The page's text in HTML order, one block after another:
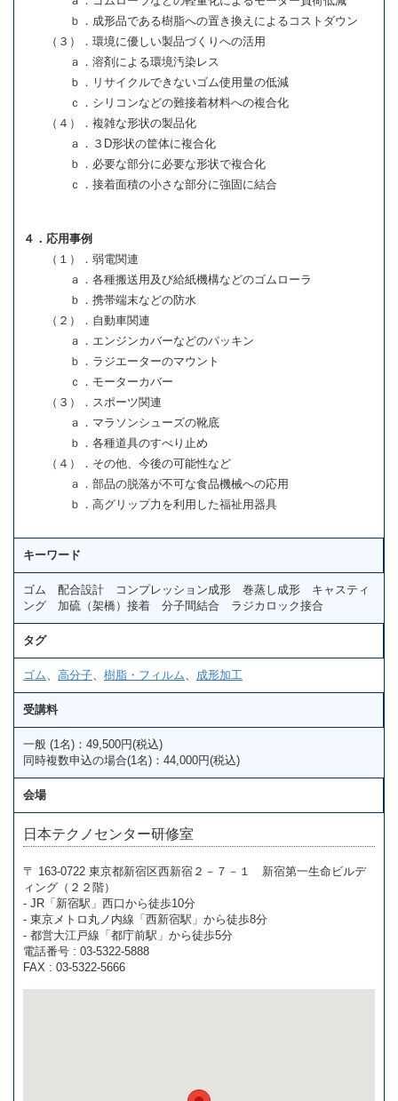
ｂ．成形品である樹脂への置き換えによるコストダウン
（３）．環境に優しい製品づくりへの活用
ａ．溶剤による環境汚染レス
ｂ．リサイクルできないゴム使用量の低減
ｃ．シリコンなどの難接着材料への複合化
（４）．複雑な形状の製品化
ａ．３D形状の筐体に複合化
ｂ．必要な部分に必要な形状で複合化
ｃ．接着面積の小さな部分に強固に結合
４．応用事例
（１）．弱電関連
ａ．各種搬送用及び給紙機構などのゴムローラ
ｂ．携帯端末などの防水
（２）．自動車関連
ａ．エンジンカバーなどのパッキン
ｂ．ラジエーターのマウント
ｃ．モーターカバー
（３）．スポーツ関連
ａ．マラソンシューズの靴底
ｂ．各種道具のすべり止め
（４）．その他、今後の可能性など
ａ．部品の脱落が不可な食品機械への応用
ｂ．高グリップ力を利用した福祉用器具
キーワード
ゴム 配合設計 コンプレッション成形 巻蒸し成形 キャスティ
ング 加硫（架橋）接着 分子間結合 ラジカロック接合
タグ
ゴム 高分子 樹脂・フィルム 成形加工
受講料
一般 (1名)：49,500円(税込)
同時複数申込の場合(1名)：44,000円(税込)
会場
日本テクノセンター研修室
〒 163-0722 東京都新宿区西新宿２－７－１ 新宿第一生命ビルデ
ィング（２２階）
- JR「新宿駅」西口から徒歩10分
- 東京メトロ丸ノ内線「西新宿駅」から徒歩8分
- 都営大江戸線「都庁前駅」から徒歩5分
電話番号 : 03-5322-5888
FAX : 03-5322-5666